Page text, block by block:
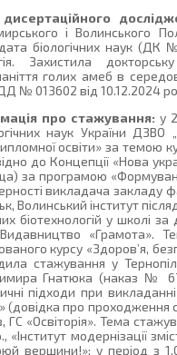
і Волинського
біологічних наук (ДК
Захистила
голих амеб в
№ 013602 від 10.12.2024
про стажування: у
наук України ДЗВО
освіти» за темою
до Концепції «Нова
за програмою
викладача закладу
Волинський інститут
біотехнологій у школі
«Грамота».
курсу «Здоров’я,
стажування у
Гнатюка (наказ №
підходи при
(довідка про проходження
ГС «Освіторія». Тема
«Інститут модернізації
вершини!»; у період з